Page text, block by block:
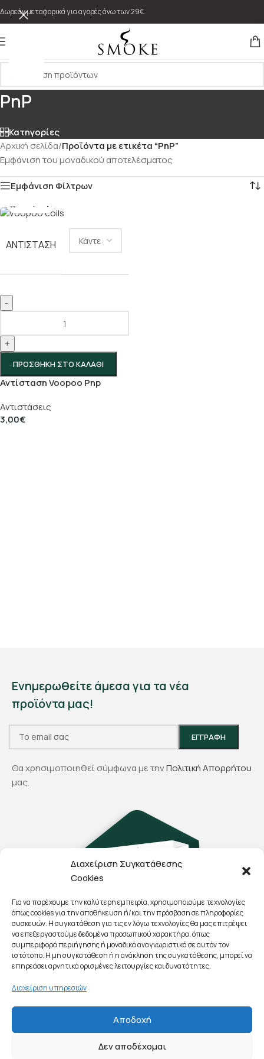
Διαχείριση Συγκατάθεσης
Cookies
Για να παρέχουμε την καλύτερη εμπειρία, χρησιμοποιούμε τεχνολογίες
όπως cookies για την αποθήκευση ή/και την πρόσβαση σε πληροφορίες
συσκευών. Η συγκατάθεση για τις εν λόγω τεχνολογίες θα μας επιτρέψει
να επεξεργαστούμε δεδομένα προσωπικού χαρακτήρα, όπως
συμπεριφορά περιήγησης ή μοναδικά αναγνωριστικά σε αυτόν τον
ιστότοπο. Η μη συγκατάθεση ή η ανάκληση της συγκατάθεσης, μπορεί να
επηρεάσει αρνητικά ορισμένες λειτουργίες και δυνατότητες.
Διαχείριση υπηρεσιών
Αποδοχή
Δεν αποδέχομαι
Δωρεάν μεταφορικά για αγορές άνω των 29€.
PnP
Κατηγορίες
Αρχική σελίδα/Προϊόντα με ετικέτα “PnP”
Εμφάνιση του μοναδικού αποτελέσματος
Εμφάνιση Φίλτρων
ΑΝΤΊΣΤΑΣΗ
-
+
ΠΡΟΣΘΉΚΗ ΣΤΟ ΚΑΛΆΘΙ
Αντίσταση Voopoo Pnp
Αντιστάσεις
3,00€
Ενημερωθείτε άμεσα για τα νέα
προϊόντα μας!
Θα χρησιμοποιηθεί σύμφωνα με τηνΠολιτική Απορρήτου
μας.